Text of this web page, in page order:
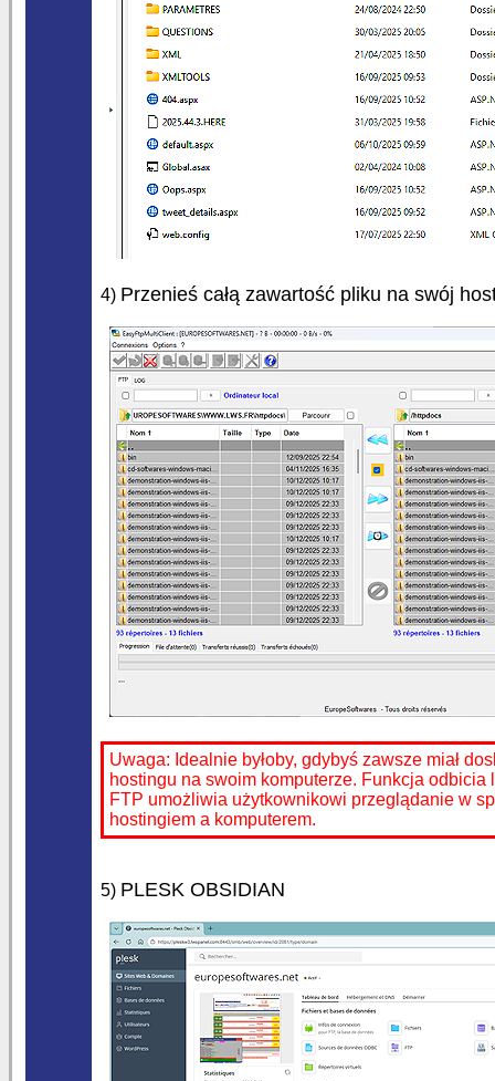
4) Przenieś całą zawartość pliku na swój
Uwaga: Idealnie byłoby, gdybyś zawsze miał
hostingu na swoim komputerze. Funkcja
FTP umożliwia użytkownikowi przeglądanie w
hostingiem a komputerem.
5) PLESK OBSIDIAN